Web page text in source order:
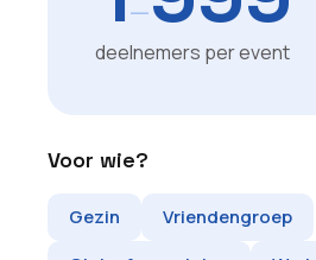
—
deelnemers per event
Voor wie?
Gezin
Vriendengroep